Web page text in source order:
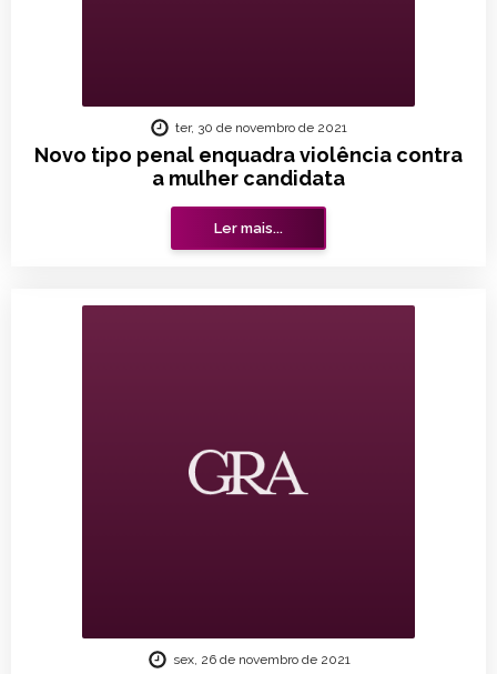
Novo tipo penal enquadra violência contra
a mulher candidata
ter, 30 de novembro de 2021
Ler mais...
sex, 26 de novembro de 2021